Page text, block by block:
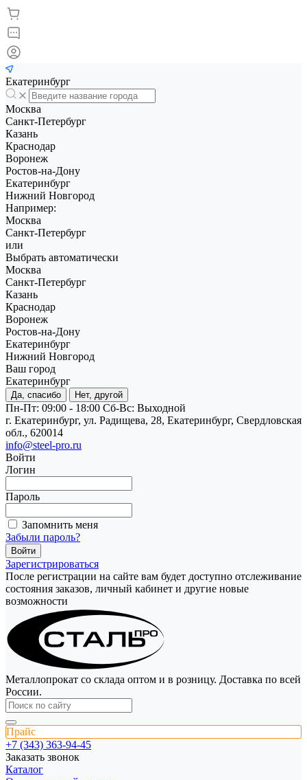
Екатеринбург
Москва
Санкт-Петербург
Казань
Краснодар
Воронеж
Ростов-на-Дону
Екатеринбург
Нижний Новгород
Например:
Москва
Санкт-Петербург
или
Выбрать автоматически
Москва
Санкт-Петербург
Казань
Краснодар
Воронеж
Ростов-на-Дону
Екатеринбург
Нижний Новгород
Ваш город
Екатеринбург
Да, спасибо Нет, другой
Пн-Пт: 09:00 - 18:00 Cб-Вс: Выходной
г. Екатеринбург, ул. Радищева, 28, Екатеринбург, Свердловская
обл., 620014
info@steel-pro.ru
Войти
Логин
Пароль
Запомнить меня
Забыли пароль?
Зарегистрироваться
После регистрации на сайте вам будет доступно отслеживание
состояния заказов, личный кабинет и другие новые
возможности
Металлопрокат со склада оптом и в розницу. Доставка по всей
России.
Прайс
+7 (343) 363-94-45
Заказать звонок
Каталог